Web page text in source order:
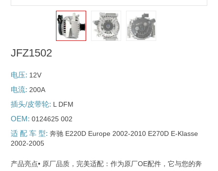
JFZ1502
电压: 12V
电流: 200A
插头/皮带轮: L DFM
OEM:0124625 002
适 配 车 型:奔驰 E220D Europe 2002-2010 E270D E-Klasse
2002-2005
产品亮点• 原厂品质，完美适配：作为原厂OE配件，它与您的奔